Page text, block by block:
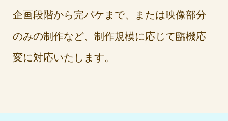
企画段階から完パケまで、または映像部分
のみの制作など、制作規模に応じて臨機応
変に対応いたします。